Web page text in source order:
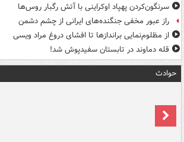
سرنگون‌کردن پهپاد اوکراینی با آتش رگبار روس‌ها
راز عبور مخفی جنگنده‌های ایرانی از چشم دشمن
از مظلوم‌نمایی براندازها تا افشای دروغ مراد ویسی
قله دماوند در تابستان سفیدپوش شد!
حوادث